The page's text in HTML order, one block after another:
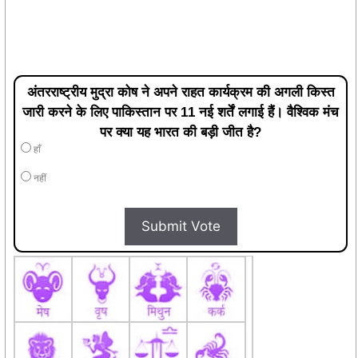
अंतरराष्ट्रीय मुद्रा कोष ने अपने राहत कार्यक्रम की अगली किस्त
जारी करने के लिए पाकिस्तान पर 11 नई शर्तें लगाई हैं। वैश्विक मंच
पर क्या यह भारत की बड़ी जीत है?
हाँ
नहीं
Submit Vote